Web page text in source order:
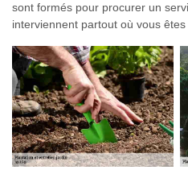
sont formés pour procurer un
interviennent partout où vous êtes